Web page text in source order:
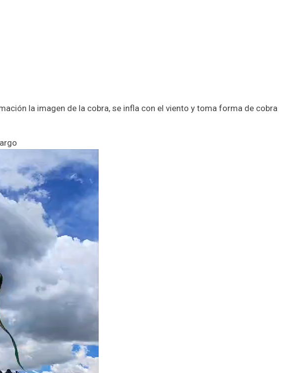
la imagen de la cobra, se infla con el viento y toma forma de cobra